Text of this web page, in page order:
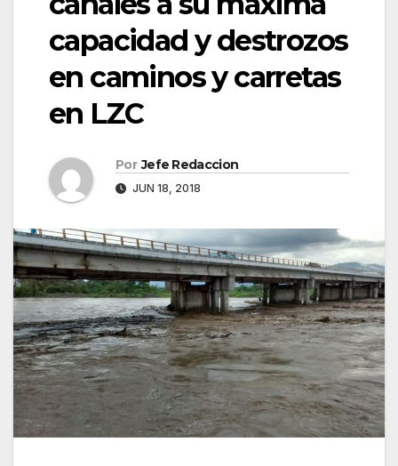
capacidad y destrozos
en caminos y carretas
en LZC
Por Jefe Redaccion
JUN 18, 2018